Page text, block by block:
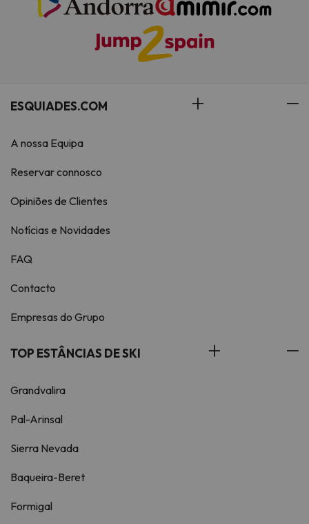
ESQUIADES.COM
A nossa Equipa
Reservar connosco
Opiniões de Clientes
Notícias e Novidades
FAQ
Contacto
Empresas do Grupo
TOP ESTÂNCIAS DE SKI
Grandvalira
Pal-Arinsal
Sierra Nevada
Baqueira-Beret
Formigal